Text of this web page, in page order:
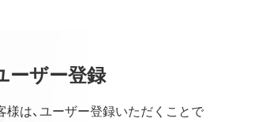
ーザー登録
は、ユーザー登録いただくことで